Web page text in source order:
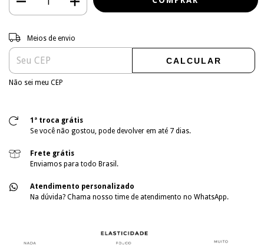
Entregas para o CEP:
Meios de envio
CALCULAR
Não sei meu CEP
1ª troca grátis
Se você não gostou, pode devolver em até 7 dias.
Frete grátis
Enviamos para todo Brasil.
Atendimento personalizado
Na dúvida? Chama nosso time de atendimento no WhatsApp.